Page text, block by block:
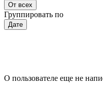
От всех
Группировать по
Дате
О пользователе еще не